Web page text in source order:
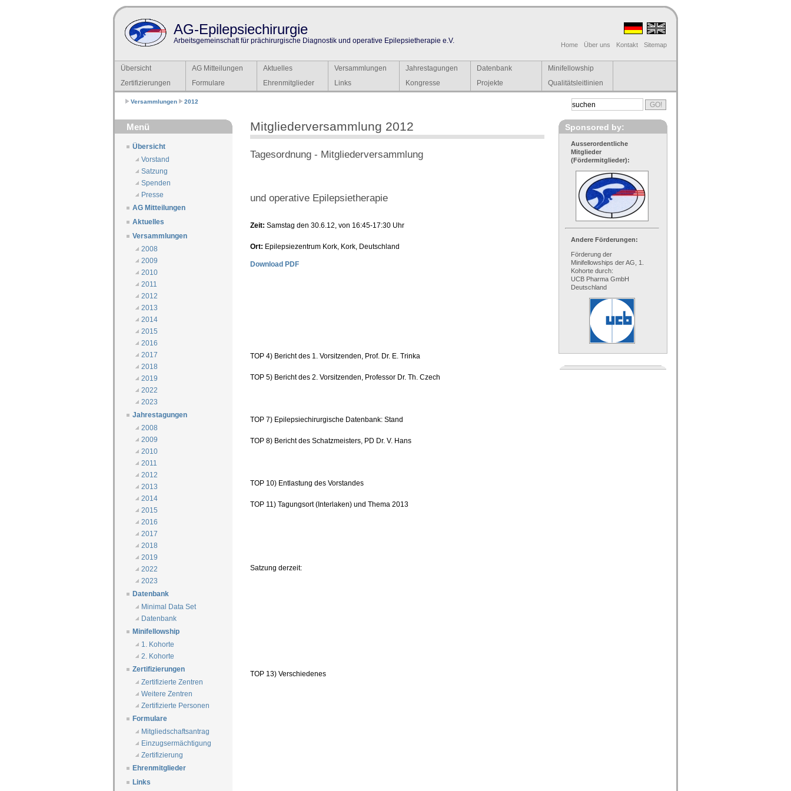
AG-Epilepsiechirurgie
Arbeitsgemeinschaft für prächirurgische Diagnostik und operative Epilepsietherapie e.V. Home Über uns Kontakt Sitemap
Übersicht AG Mitteilungen Aktuelles Versammlungen Jahrestagungen Datenbank
Minifellowship
Zertifizierungen
Formulare Ehrenmitglieder Links Kongresse Projekte Qualitätsleitlinien
Versammlungen 2012
Menü
Übersicht
Vorstand
Satzung
Spenden
Presse
AG Mitteilungen
Aktuelles
Versammlungen
2008
2009
2010
2011
2012
2013
2014
2015
2016
2017
2018
2019
2022
2023
Jahrestagungen
2008
2009
2010
2011
2012
2013
2014
2015
2016
2017
2018
2019
2022
2023
Datenbank
Minimal Data Set
Datenbank
Minifellowship
1. Kohorte
2. Kohorte
Zertifizierungen
Zertifizierte Zentren
Weitere Zentren
Zertifizierte Personen
Formulare
Mitgliedschaftsantrag
Einzugsermächtigung
Zertifizierung
Ehrenmitglieder
Links
Mitgliederversammlung 2012
Tagesordnung - Mitgliederversammlung
und operative Epilepsietherapie
Zeit: Samstag den 30.6.12, von 16:45-17:30 Uhr
Ort: Epilepsiezentrum Kork, Kork, Deutschland
Download PDF
TOP 4) Bericht des 1. Vorsitzenden, Prof. Dr. E. Trinka
TOP 5) Bericht des 2. Vorsitzenden, Professor Dr. Th. Czech
TOP 7) Epilepsiechirurgische Datenbank: Stand
TOP 8) Bericht des Schatzmeisters, PD Dr. V. Hans
TOP 10) Entlastung des Vorstandes
TOP 11) Tagungsort (Interlaken) und Thema 2013
Satzung derzeit:
TOP 13) Verschiedenes
Sponsored by:
Ausserordentliche
Mitglieder
(Fördermitglieder):
Andere Förderungen:
Förderung der
Minifellowships der AG, 1.
Kohorte durch:
UCB Pharma GmbH
Deutschland